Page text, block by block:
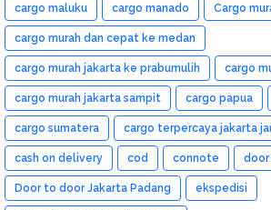
cargo maluku cargo manado Cargo
cargo murah dan cepat ke medan
cargo murah jakarta ke prabumulih cargo
cargo murah jakarta sampit cargo papua
cargo sumatera cargo terpercaya jakarta
cash on delivery cod connote
Door to door Jakarta Padang ekspedisi